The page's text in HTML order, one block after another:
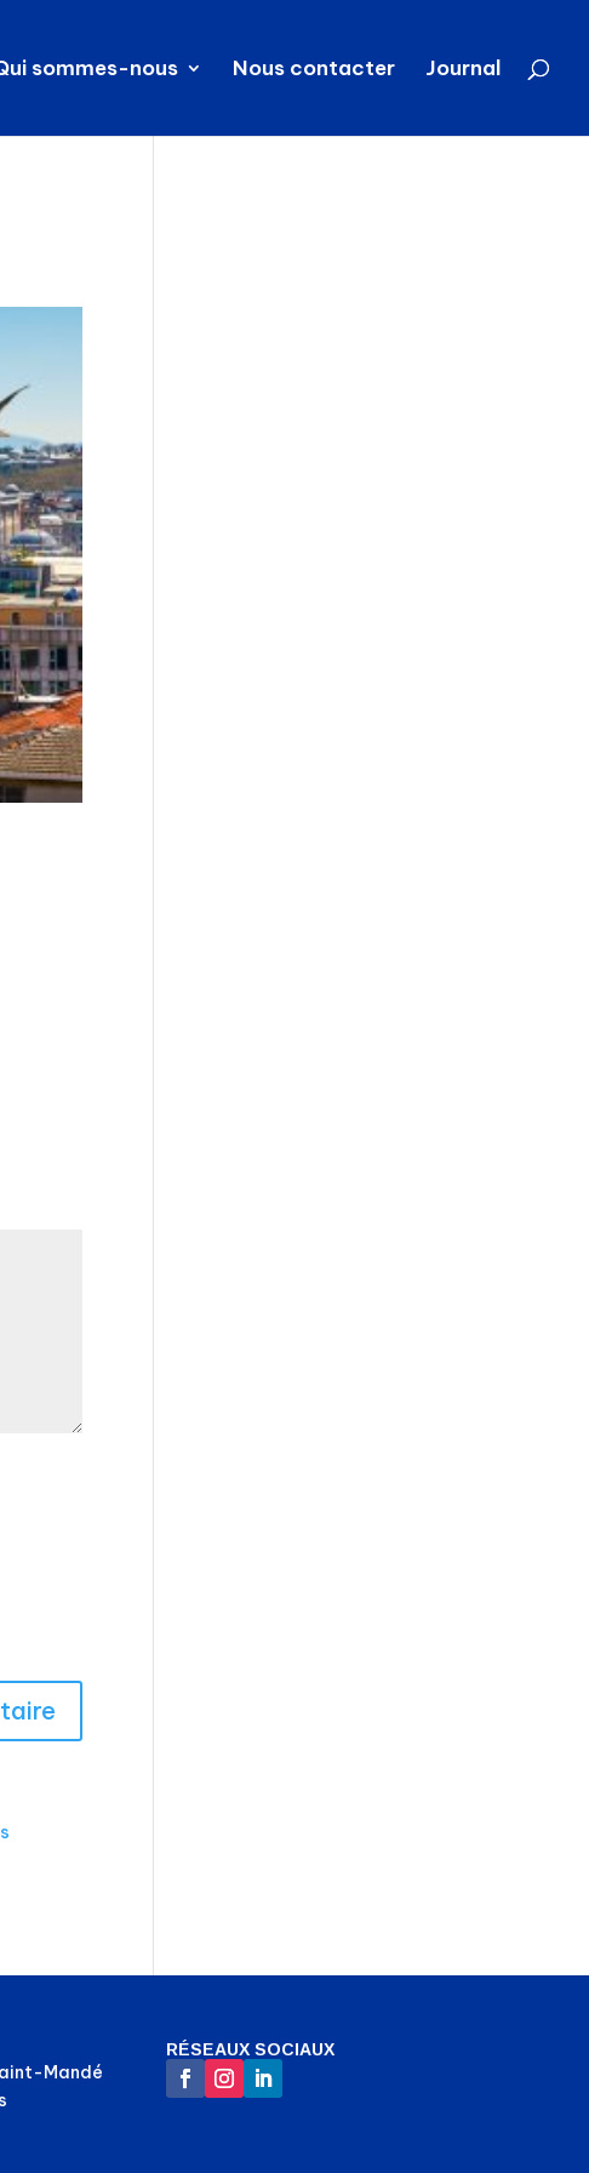
sommes-nous Nous contacter Journal
Mandé
RÉSEAUX SOCIAUX